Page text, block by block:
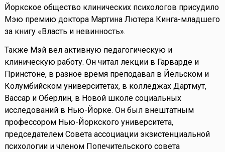
Йоркское общество клинических психологов присудило
Мэю премию доктора Мартина Лютера Кинга-младшего
за книгу «Власть и невинность».
Также Мэй вел активную педагогическую и
клиническую работу. Он читал лекции в Гарварде и
Принстоне, в разное время преподавал в Йельском и
Колумбийском университетах, в колледжах Дартмут,
Вассар и Оберлин, в Новой школе социальных
исследований в Нью-Йорке. Он был внештатным
профессором Нью-Йоркского университета,
председателем Совета ассоциации экзистенциальной
психологии и членом Попечительского совета